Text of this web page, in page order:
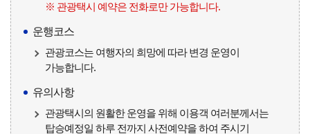
※ 관광택시 예약은 전화로만 가능합니다.
운행코스
관광코스는 여행자의 희망에 따라 변경 운영이
가능합니다.
유의사항
관광택시의 원활한 운영을 위해 이용객 여러분께서는
탑승예정일 하루 전까지 사전예약을 하여 주시기